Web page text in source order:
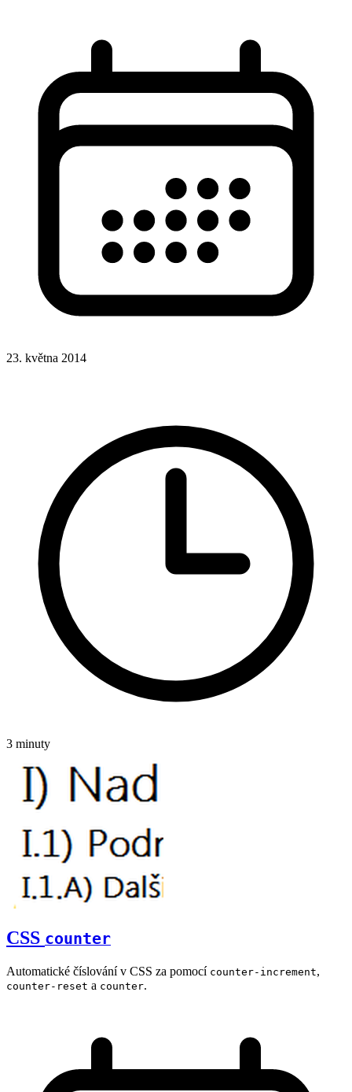
23. května 2014
3 minuty
CSS counter
Automatické číslování v CSS za pomocí counter-increment,
counter-reset a counter.